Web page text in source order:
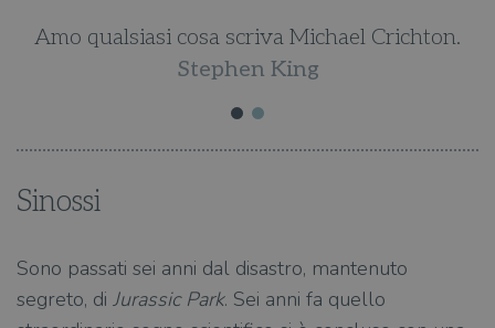
Sinossi
Sono passati sei anni dal disastro, mantenuto
segreto, di Jurassic Park. Sei anni fa quello